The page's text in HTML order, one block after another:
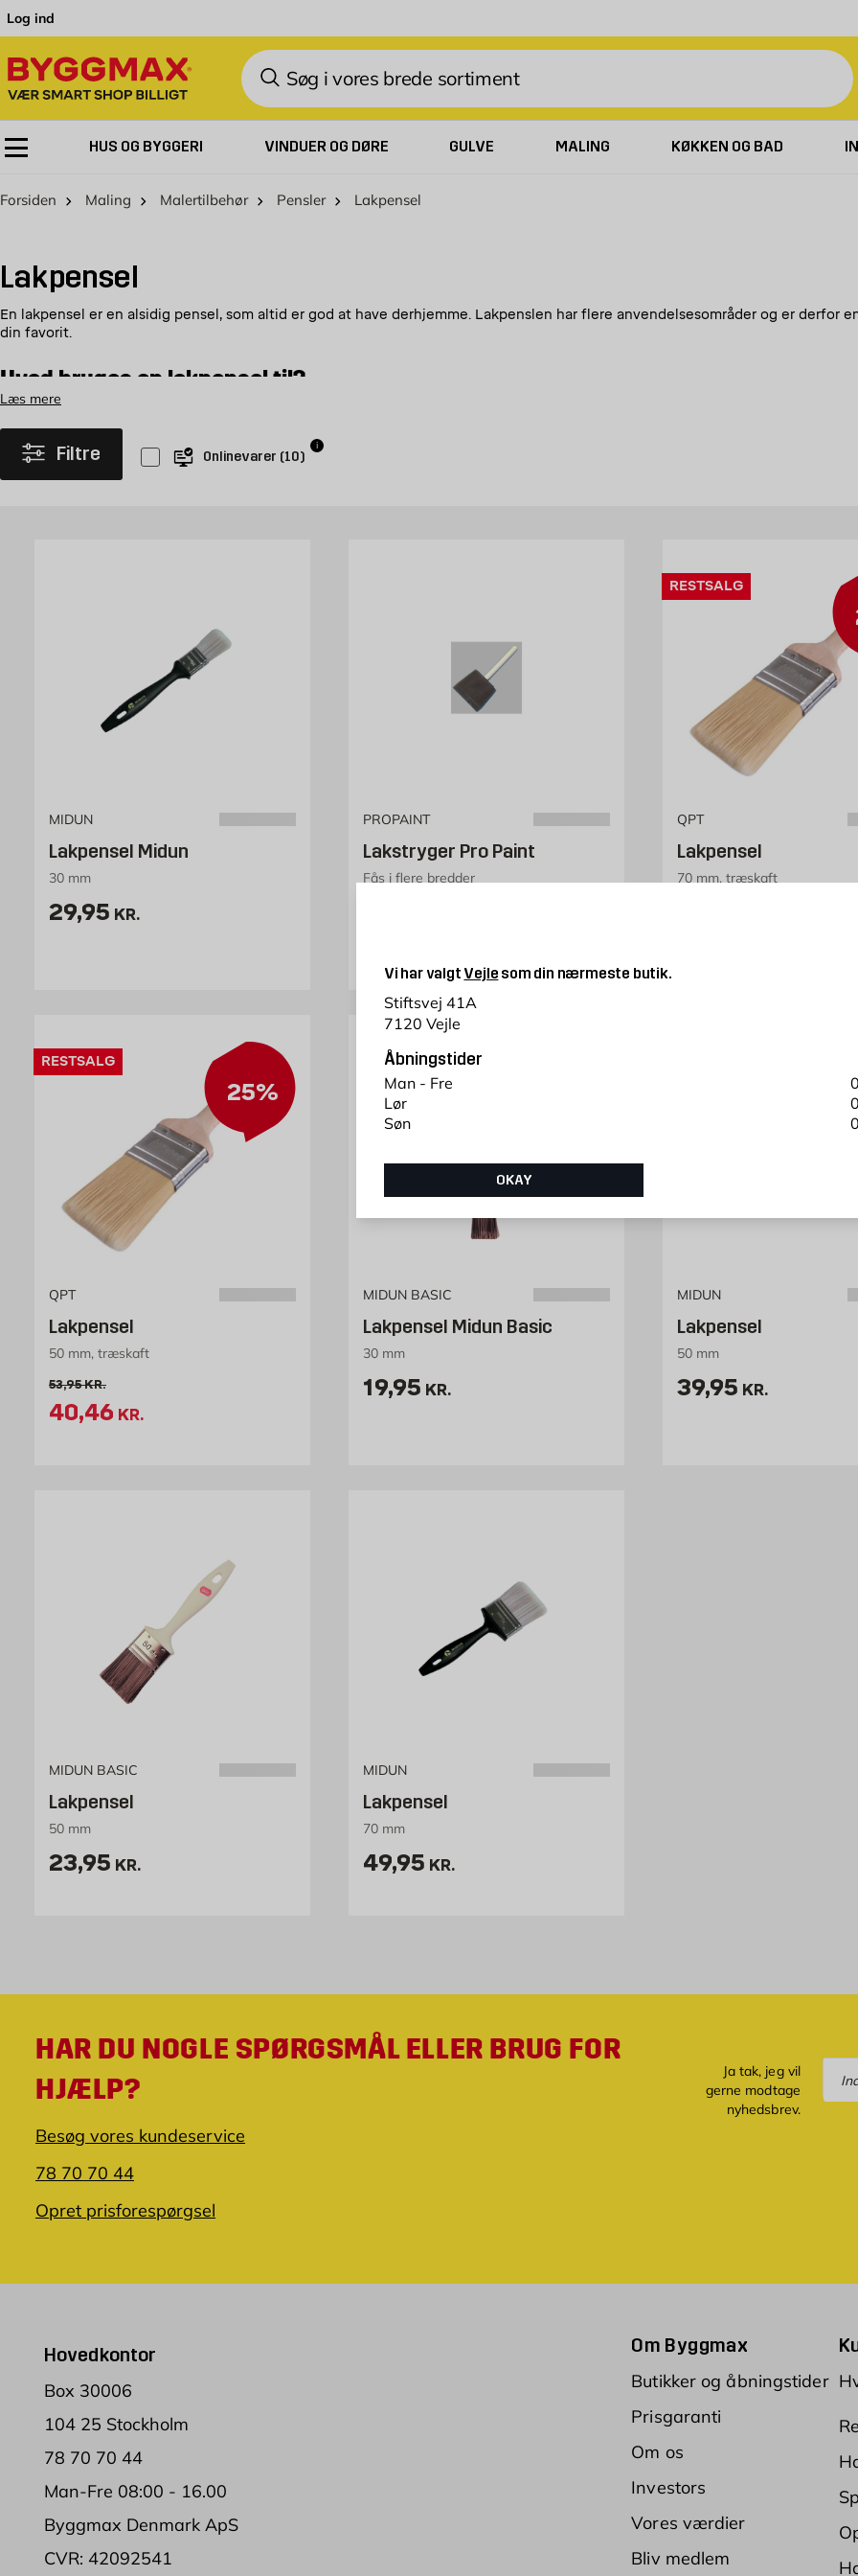
Log ind
Søg
Vi har valgt Vejle som din nærmeste butik.
Stiftsvej 41A
7120 Vejle
Åbningstider
Man - Fre
Lør
Søn
OKAY
HUS OG BYGGERI VINDUER OG DØRE GULVE MALING KØKKEN OG BAD
Forsiden Maling Malertilbehør Pensler Lakpensel
Lakpensel
En lakpensel er en alsidig pensel, som altid er god at have derhjemme. Lakpenslen har flere anvendelsesområder og er derfor
din favorit.
Hvad bruges en lakpensel til?
Lakpenslen kan bruges til meget og er derfor god at have i sin penselsamling. Det, der kendetegner en lakpensel, er, at den
overflade. Det er egenskaber, som er nyttige ved mange maleopgaver. En lakpensel bruges især til maling af træværk, for
som supplement ved maling af gulve, vægge, lofter og facader. Kort sagt er du godt rustet til flere typer malearbejde, når du
bagefter, så du er klar, når det næste maleprojekt melder sig.
Læs mere
Filtre Onlinevarer (10)
i
MIDUN
Lakpensel Midun
30 mm
Pris 29.95 kr. /stk
29,95 KR.
PROPAINT
Lakstryger Pro Paint
Fås i flere bredder
RESTSALG
QPT
Lakpensel
70 mm, træskaft
25%
RESTSALG
QPT
Lakpensel
50 mm, træskaft
Gammel pris 53.95 kr. /stk
53,95KR.
Tilbudspris 40.46 kr. /stk
40,46 KR.
MIDUN BASIC
Lakpensel Midun Basic
30 mm
Pris 19.95 kr. /stk
19,95 KR.
MIDUN
Lakpensel
50 mm
Pris 39.95 kr. /
39,95 KR.
MIDUN BASIC
Lakpensel
50 mm
Pris 23.95 kr. /stk
23,95 KR.
MIDUN
Lakpensel
70 mm
Pris 49.95 kr. /stk
49,95 KR.
HAR DU NOGLE SPØRGSMÅL ELLER BRUG FOR
HJÆLP?
Besøg vores kundeservice
78 70 70 44
Opret prisforespørgsel
Ja tak, jeg vil
gerne modtage
nyhedsbrev.
Hovedkontor
Box 30006
104 25 Stockholm
78 70 70 44
Man-Fre 08:00 - 16.00
Byggmax Denmark ApS
CVR: 42092541
Om Byggmax
Butikker og åbningstider
Prisgaranti
Om os
Investors
Vores værdier
Bliv medlem